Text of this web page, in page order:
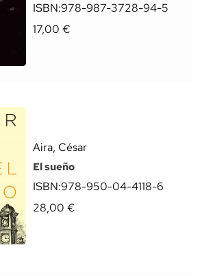
ISBN:978-987-3728-94-5
17,00 €
Aira, César
El sueño
ISBN:978-950-04-4118-6
28,00 €